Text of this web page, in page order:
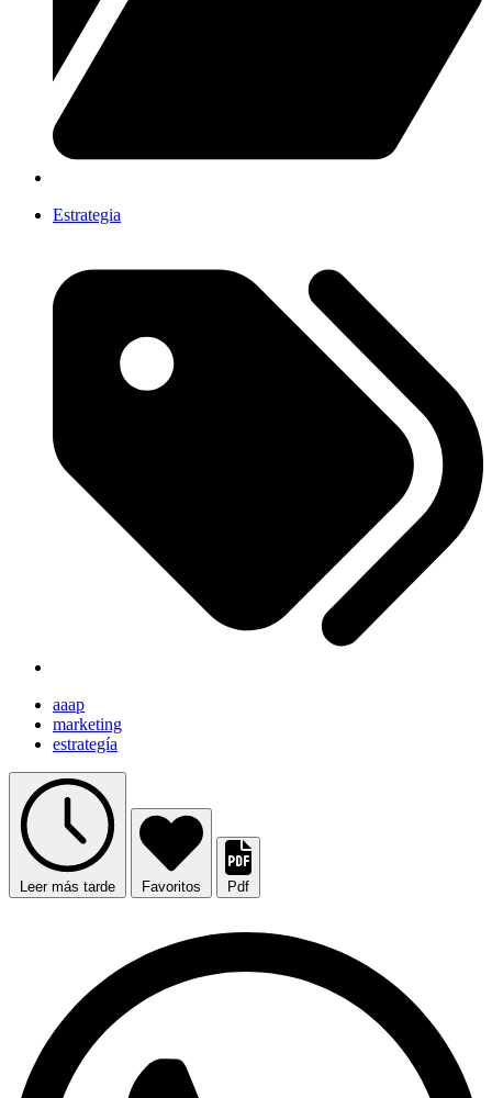
Estrategia
aaap
marketing
estrategía
Leer más tarde Favoritos Pdf